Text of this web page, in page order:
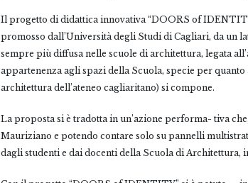
Il progetto di didattica innovativa “DOORS of
promosso dall’Università degli Studi di Cagliari, da un
sempre più diffusa nelle scuole di architettura, legata
appartenenza agli spazi della Scuola, specie per
architettura dell’ateneo cagliaritano) si compone.
La proposta si è tradotta in un’azione performa- tiva
Mauriziano e potendo contare solo su pannelli
dagli studenti e dai docenti della Scuola di Architettura,